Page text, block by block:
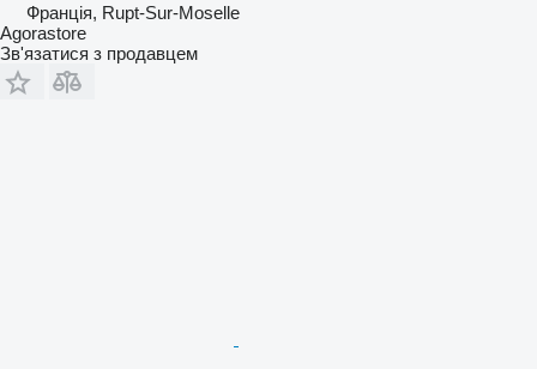
Франція, Rupt-Sur-Moselle
Agorastore
Зв'язатися з продавцем